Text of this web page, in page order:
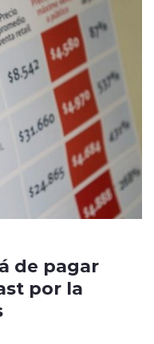
de pagar
por la